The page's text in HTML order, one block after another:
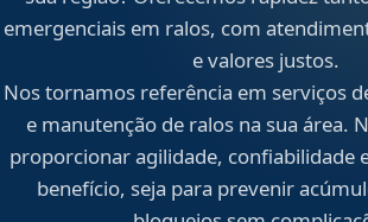
emergenciais em ralos, com
e valores justos.
Nos tornamos referência em serviços
e manutenção de ralos na sua área.
proporcionar agilidade, confiabilidade
benefício, seja para prevenir